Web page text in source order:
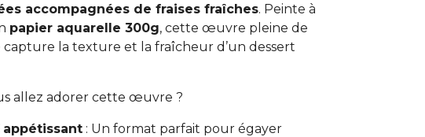
accompagnées de fraises fraîches. Peinte à
papier aquarelle 300g, cette œuvre pleine de
la texture et la fraîcheur d’un dessert
allez adorer cette œuvre ?
appétissant : Un format parfait pour égayer